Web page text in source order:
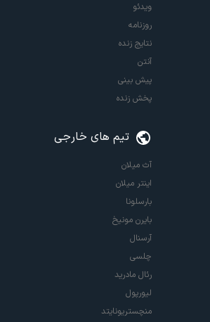
ویدئو
روزنامه
نتایج زنده
آنتن
پیش بینی
پخش زنده
تیم های خارجی
آث میلان
اینتر میلان
بارسلونا
بایرن مونیخ
آرسنال
چلسی
رئال مادرید
لیورپول
منچستریونایتد